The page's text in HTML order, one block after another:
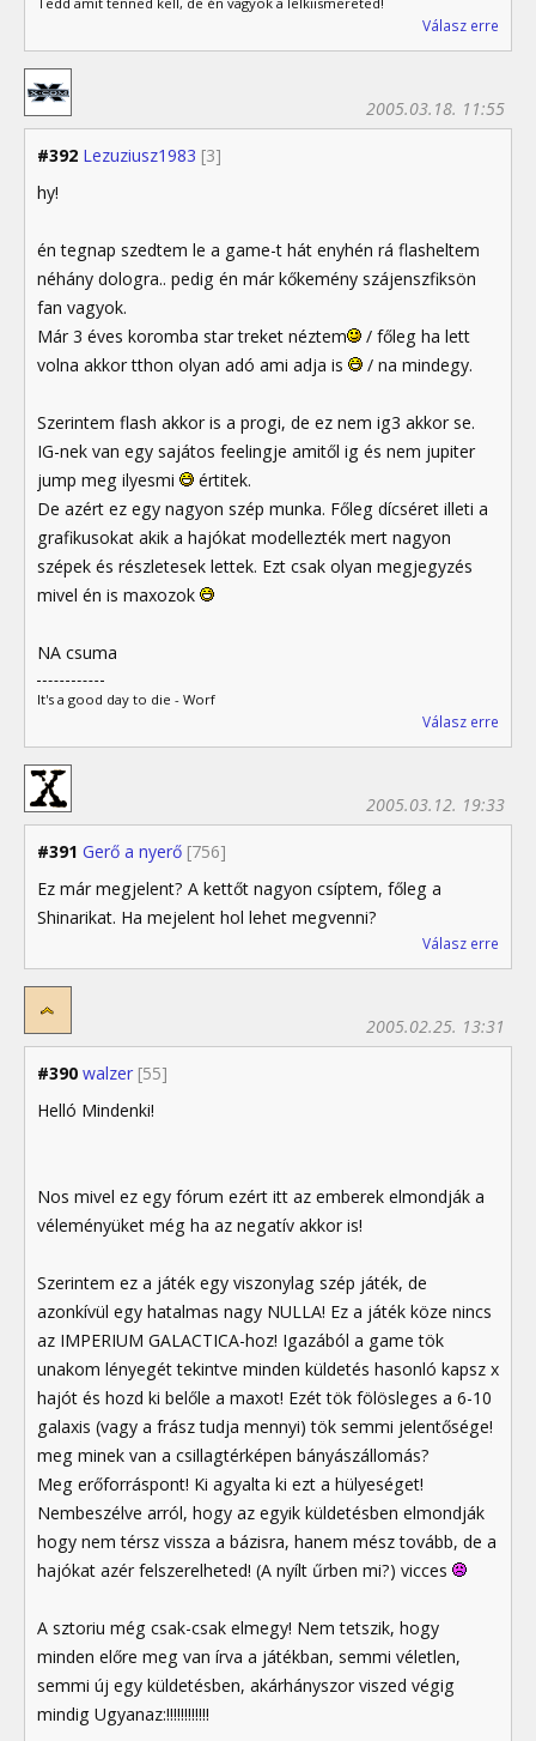
Válasz erre
#392 Lezuziusz1983 [3]
2005.03.18. 11:55
hy!
én tegnap szedtem le a game-t hát enyhén rá flasheltem
néhány dologra.. pedig én már kőkemény szájenszfiksön
fan vagyok.
Már 3 éves koromba star treket néztem
/ főleg ha lett
volna akkor tthon olyan adó ami adja is
/ na mindegy.
Szerintem flash akkor is a progi, de ez nem ig3 akkor se.
IG-nek van egy sajátos feelingje amitől ig és nem jupiter
jump meg ilyesmi
értitek.
De azért ez egy nagyon szép munka. Főleg dícséret illeti a
grafikusokat akik a hajókat modellezték mert nagyon
szépek és részletesek lettek. Ezt csak olyan megjegyzés
mivel én is maxozok
NA csuma
It's a good day to die - Worf
Válasz erre
#391 Gerő a nyerő [756]
2005.03.12. 19:33
Ez már megjelent? A kettőt nagyon csíptem, főleg a
Shinarikat. Ha mejelent hol lehet megvenni?
Válasz erre
#390 walzer [55]
2005.02.25. 13:31
Helló Mindenki!
Nos mivel ez egy fórum ezért itt az emberek elmondják a
véleményüket még ha az negatív akkor is!
Szerintem ez a játék egy viszonylag szép játék, de
azonkívül egy hatalmas nagy NULLA! Ez a játék köze nincs
az IMPERIUM GALACTICA-hoz! Igazából a game tök
unakom lényegét tekintve minden küldetés hasonló kapsz x
hajót és hozd ki belőle a maxot! Ezét tök fölösleges a 6-10
galaxis (vagy a frász tudja mennyi) tök semmi jelentősége!
meg minek van a csillagtérképen bányászállomás?
Meg erőforráspont! Ki agyalta ki ezt a hülyeséget!
Nembeszélve arról, hogy az egyik küldetésben elmondják
hogy nem térsz vissza a bázisra, hanem mész tovább, de a
hajókat azér felszerelheted! (A nyílt űrben mi?) vicces
A sztoriu még csak-csak elmegy! Nem tetszik, hogy
minden előre meg van írva a játékban, semmi véletlen,
semmi új egy küldetésben, akárhányszor viszed végig
mindig Ugyanaz:!!!!!!!!!!!!